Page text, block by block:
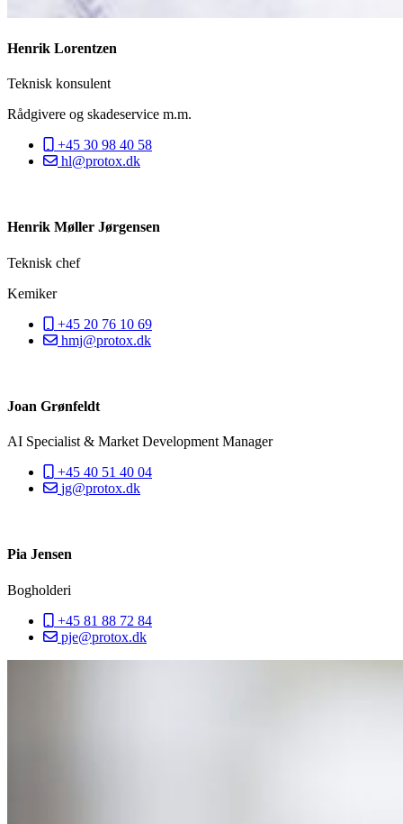
Henrik Lorentzen
Teknisk konsulent
Rådgivere og skadeservice m.m.
+45 30 98 40 58
hl@protox.dk
Henrik Møller Jørgensen
Teknisk chef
Kemiker
+45 20 76 10 69
hmj@protox.dk
Joan Grønfeldt
AI Specialist & Market Development Manager
+45 40 51 40 04
jg@protox.dk
Pia Jensen
Bogholderi
+45 81 88 72 84
pje@protox.dk